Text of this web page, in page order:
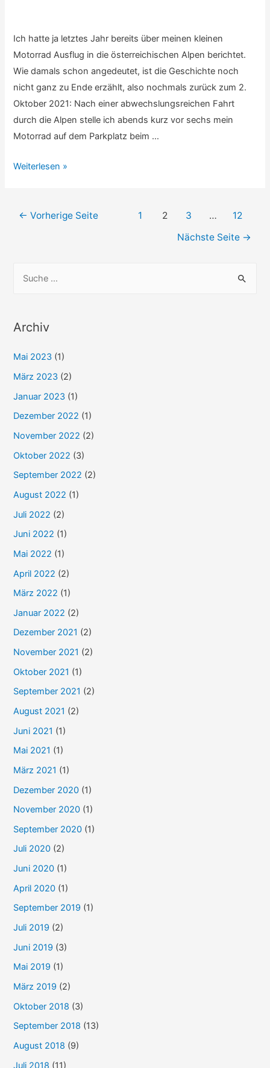
Ich hatte ja letztes Jahr bereits über meinen kleinen
Motorrad Ausflug in die österreichischen Alpen berichtet.
Wie damals schon angedeutet, ist die Geschichte noch
nicht ganz zu Ende erzählt, also nochmals zurück zum 2.
Oktober 2021: Nach einer abwechslungsreichen Fahrt
durch die Alpen stelle ich abends kurz vor sechs mein
Motorrad auf dem Parkplatz beim …
Meine
Vorgeschichte
Weiterlesen »
Beitragsnavigation
← Vorherige Seite 1 2 3 …
12
Nächste Seite →
h
n
n
a
c
Archiv
Mai 2023 (1)
März 2023 (2)
Januar 2023 (1)
Dezember 2022 (1)
November 2022 (2)
Oktober 2022 (3)
September 2022 (2)
August 2022 (1)
Juli 2022 (2)
Juni 2022 (1)
Mai 2022 (1)
April 2022 (2)
März 2022 (1)
Januar 2022 (2)
Dezember 2021 (2)
November 2021 (2)
Oktober 2021 (1)
September 2021 (2)
August 2021 (2)
Juni 2021 (1)
Mai 2021 (1)
März 2021 (1)
Dezember 2020 (1)
November 2020 (1)
September 2020 (1)
Juli 2020 (2)
Juni 2020 (1)
April 2020 (1)
September 2019 (1)
Juli 2019 (2)
Juni 2019 (3)
Mai 2019 (1)
März 2019 (2)
Oktober 2018 (3)
September 2018 (13)
August 2018 (9)
Juli 2018 (11)